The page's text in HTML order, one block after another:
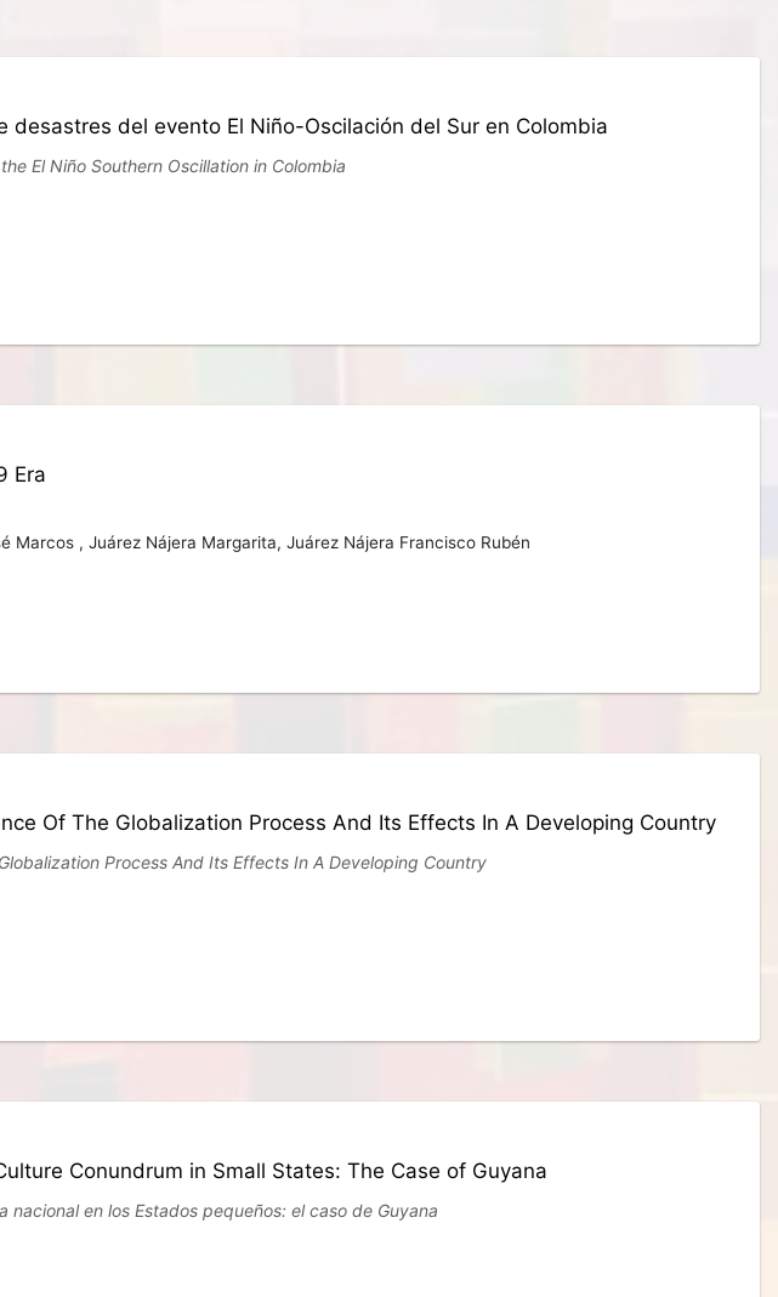
del evento El Niño-Oscilación del Sur en Colombia
El Niño Southern Oscillation in Colombia
Era
Marcos ,Juárez Nájera Margarita,Juárez Nájera Francisco Rubén
Of The Globalization Process And Its Effects In A Developing Country
Process And Its Effects In A Developing Country
Conundrum in Small States: The Case of Guyana
en los Estados pequeños: el caso de Guyana